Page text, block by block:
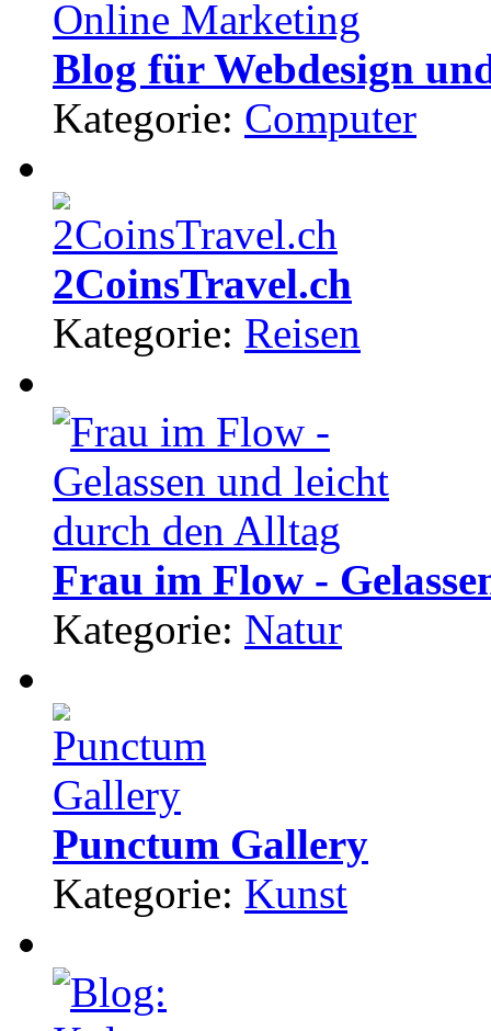
Blog für Webdesign
Kategorie: Computer
2CoinsTravel.ch
Kategorie: Reisen
Frau im Flow -
Kategorie: Natur
Punctum Gallery
Kategorie: Kunst